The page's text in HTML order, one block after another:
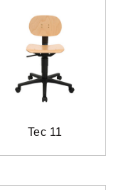
Tec 11